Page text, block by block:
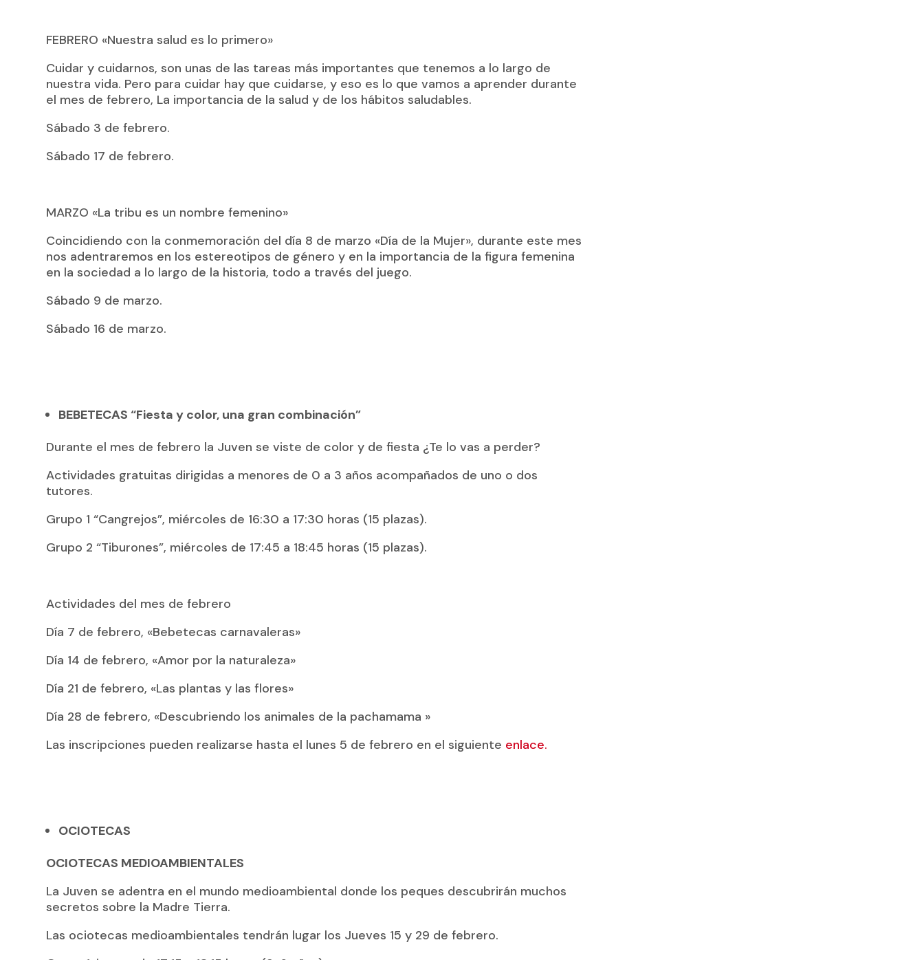
FEBRERO «Nuestra salud es lo primero»
Cuidar y cuidarnos, son unas de las tareas más importantes que tenemos a lo largo de
nuestra vida. Pero para cuidar hay que cuidarse, y eso es lo que vamos a aprender durante
el mes de febrero, La importancia de la salud y de los hábitos saludables.
Sábado 3 de febrero.
Sábado 17 de febrero.
MARZO «La tribu es un nombre femenino»
Coincidiendo con la conmemoración del día 8 de marzo «Día de la Mujer», durante este mes
nos adentraremos en los estereotipos de género y en la importancia de la figura femenina
en la sociedad a lo largo de la historia, todo a través del juego.
Sábado 9 de marzo.
Sábado 16 de marzo.
BEBETECAS “Fiesta y color, una gran combinación”
Durante el mes de febrero la Juven se viste de color y de fiesta ¿Te lo vas a perder?
Actividades gratuitas dirigidas a menores de 0 a 3 años acompañados de uno o dos
tutores.
Grupo 1 “Cangrejos”, miércoles de 16:30 a 17:30 horas (15 plazas).
Grupo 2 “Tiburones”, miércoles de 17:45 a 18:45 horas (15 plazas).
Actividades del mes de febrero
Día 7 de febrero, «Bebetecas carnavaleras»
Día 14 de febrero, «Amor por la naturaleza»
Día 21 de febrero, «Las plantas y las flores»
Día 28 de febrero, «Descubriendo los animales de la pachamama »
Las inscripciones pueden realizarse hasta el lunes 5 de febrero en el siguiente enlace.
OCIOTECAS
OCIOTECAS MEDIOAMBIENTALES
La Juven se adentra en el mundo medioambiental donde los peques descubrirán muchos
secretos sobre la Madre Tierra.
Las ociotecas medioambientales tendrán lugar los Jueves 15 y 29 de febrero.